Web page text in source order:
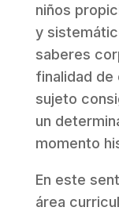
niños
y
saberes
finalidad de
sujeto
un
momento
En este
área